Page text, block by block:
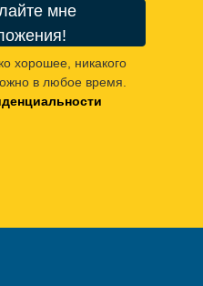
мне
хорошее, никакого
в любое время.